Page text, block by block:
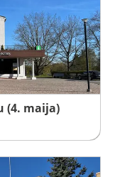
(4. maija)